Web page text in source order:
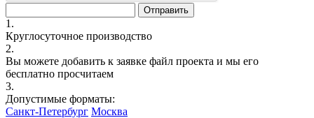
1.
Круглосуточное производство
2.
Вы можете добавить к заявке файл проекта и мы его
бесплатно просчитаем
3.
Допустимые форматы:
Санкт-Петербург Москва